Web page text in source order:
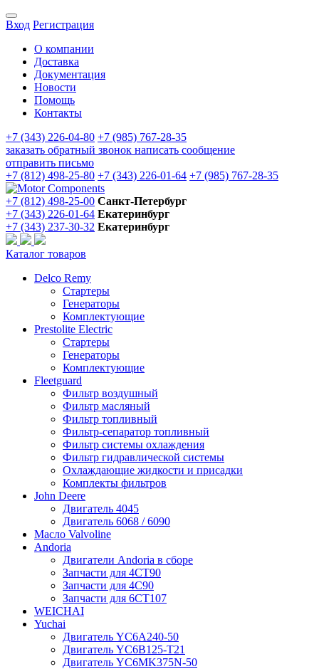
Вход Регистрация
О компании
Доставка
Документация
Новости
Помощь
Контакты
+7 (343) 226-04-80 +7 (985) 767-28-35
заказать обратный звонок написать сообщение
отправить письмо
+7 (812) 498-25-80 +7 (343) 226-01-64 +7 (985) 767-28-35
+7 (812) 498-25-00 Санкт-Петербург
+7 (343) 226-01-64 Екатеринбург
+7 (343) 237-30-32 Екатеринбург
Каталог товаров
Delco Remy
Стартеры
Генераторы
Комплектующие
Prestolite Electric
Стартеры
Генераторы
Комплектующие
Fleetguard
Фильтр воздушный
Фильтр масляный
Фильтр топливный
Фильтр-сепаратор топливный
Фильтр системы охлаждения
Фильтр гидравлической системы
Охлаждающие жидкости и присадки
Комплекты фильтров
John Deere
Двигатель 4045
Двигатель 6068 / 6090
Масло Valvoline
Andoria
Двигатели Andoria в сборе
Запчасти для 4CT90
Запчасти для 4С90
Запчасти для 6CT107
WEICHAI
Yuchai
Двигатель YC6A240-50
Двигатель YC6B125-T21
Двигатель YC6MK375N-50